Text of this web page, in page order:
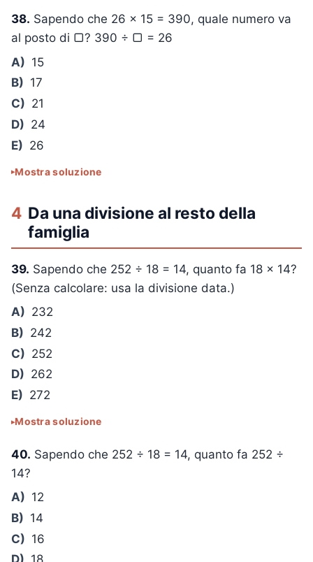
38. Sapendo che 26 × 15 = 390, quale numero va
al posto di ▢? 390 ÷ ▢ = 26
A) 15
B) 17
C) 21
D) 24
E) 26
Mostra soluzione
4 Da una divisione al resto della
famiglia
39. Sapendo che 252 ÷ 18 = 14, quanto fa 18 × 14?
(Senza calcolare: usa la divisione data.)
A) 232
B) 242
C) 252
D) 262
E) 272
Mostra soluzione
40. Sapendo che 252 ÷ 18 = 14, quanto fa 252 ÷
14?
A) 12
B) 14
C) 16